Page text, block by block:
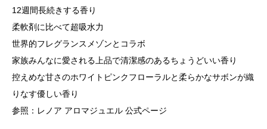
12週間長続きする香り
柔軟剤に比べて超吸水力
世界的フレグランスメゾンとコラボ
家族みんなに愛される上品で清潔感のあるちょうどいい香り
控えめな甘さのホワイトピンクフローラルと柔らかなサボンが織
りなす優しい香り
参照：レノア アロマジュエル 公式ページ